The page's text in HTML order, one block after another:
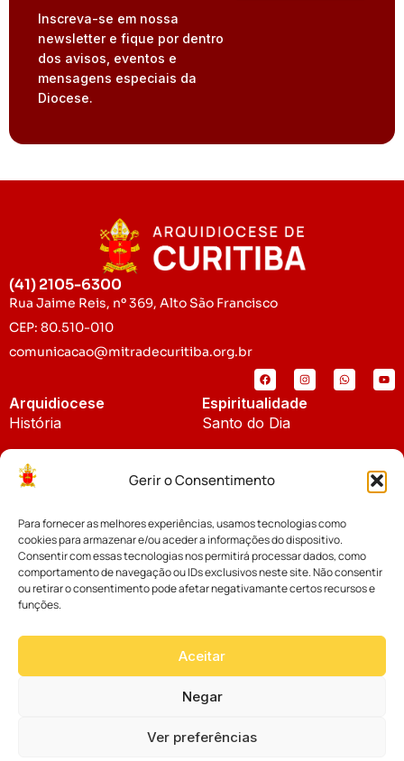
Gerir o Consentimento
Para fornecer as melhores experiências, usamos tecnologias como
cookies para armazenar e/ou aceder a informações do dispositivo.
Consentir com essas tecnologias nos permitirá processar dados, como
comportamento de navegação ou IDs exclusivos neste site. Não consentir
ou retirar o consentimento pode afetar negativamante certos recursos e
funções.
Aceitar
Negar
Ver preferências
Inscreva-se em nossa
newsletter e fique por dentro
dos avisos, eventos e
mensagens especiais da
Diocese.
(41) 2105-6300
Rua Jaime Reis, nº 369, Alto São Francisco
CEP: 80.510-010
comunicacao@mitradecuritiba.org.br
Arquidiocese
História
Padroeira
Espiritualidade
Santo do Dia
Notícias
Notícias da Arquidiocese
Notícias Cáritas
Palavra dos Bispos
Cúria Diocesana
Fundo Diocesano
Vicariatos da Educação
Eventos